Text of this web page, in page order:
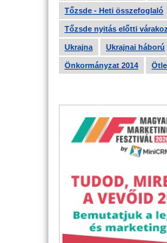
Tőzsde - Heti összefoglaló
Tőzsde nyitás előtti
Ukrajna Ukrajnai háború
Önkormányzat 2014